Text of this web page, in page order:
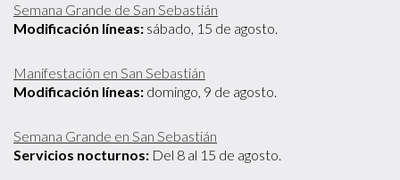
Semana Grande de San Sebastián
Modificación líneas: sábado, 15 de agosto.
Manifestación en San Sebastián
Modificación líneas: domingo, 9 de agosto.
Semana Grande en San Sebastián
Servicios nocturnos: Del 8 al 15 de agosto.